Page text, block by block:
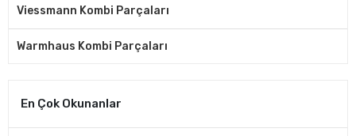
Viessmann Kombi Parçaları
Warmhaus Kombi Parçaları
En Çok Okunanlar